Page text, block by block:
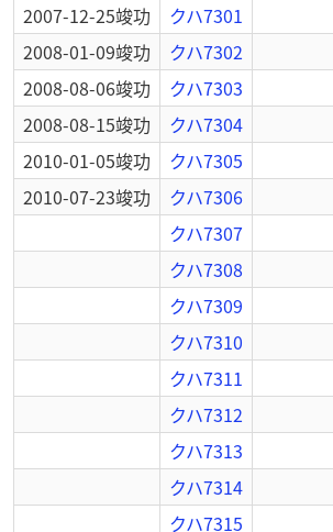
2007-12-25竣功
クハ7301
2008-01-09竣功
クハ7302
2008-08-06竣功
クハ7303
2008-08-15竣功
クハ7304
2010-01-05竣功
クハ7305
2010-07-23竣功
クハ7306
クハ7307
クハ7308
クハ7309
クハ7310
クハ7311
クハ7312
クハ7313
クハ7314
クハ7315